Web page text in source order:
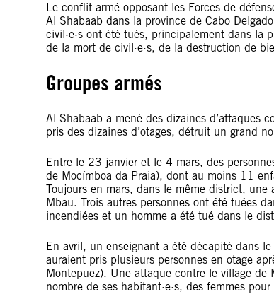
Le conflit armé opposant les Forces de
Al Shabaab dans la province de Cabo
civil·e·s ont été tués, principalement dans la
de la mort de civil·e·s, de la destruction de
Groupes armés
Al Shabaab a mené des dizaines d’attaques
pris des dizaines d’otages, détruit un grand
Entre le 23 janvier et le 4 mars, des
de Mocímboa da Praia), dont au moins 11
Toujours en mars, dans le même district,
Mbau. Trois autres personnes ont été tuées
incendiées et un homme a été tué dans le
En avril, un enseignant a été décapité dans
auraient pris plusieurs personnes en otage
Montepuez). Une attaque contre le village de
nombre de ses habitant·e·s, des femmes